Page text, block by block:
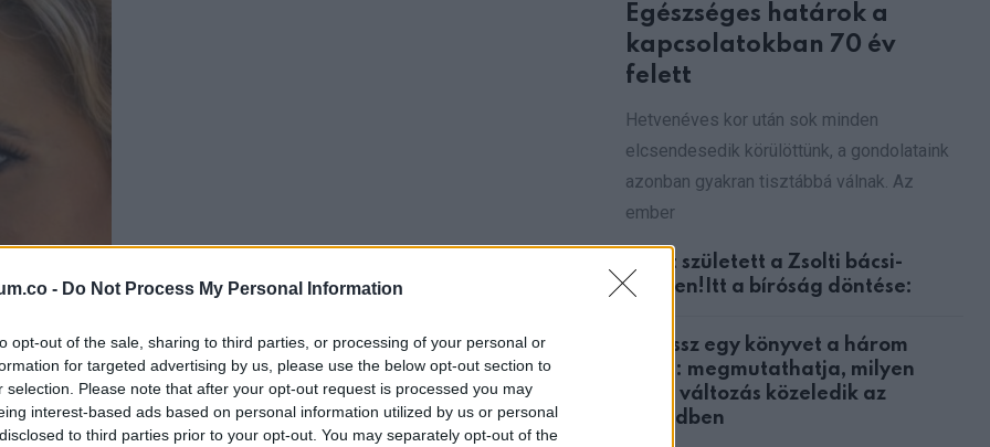
- Do Not Process My Personal Information
opt-out of the sale, sharing to third parties, or processing of your personal or
for targeted advertising by us, please use the below opt-out section to
selection. Please note that after your opt-out request is processed you may
interest-based ads based on personal information utilized by us or personal
to third parties prior to your opt-out. You may separately opt-out of the
Egészséges határok a
kapcsolatokban 70 év
felett
Hetvenéves kor után sok minden
elcsendesedik körülöttünk, a gondolataink
azonban gyakran tisztábbá válnak. Az
ember
Ítélet született a Zsolti bácsi-
ügyben!Itt a bíróság döntése:
Válassz egy könyvet a három
közül: megmutathatja, milyen
nagy változás közeledik az
életedben